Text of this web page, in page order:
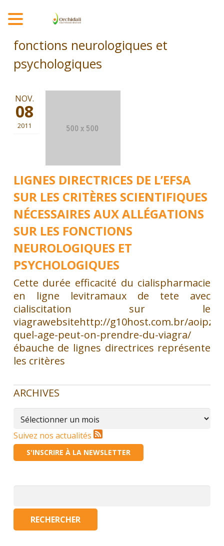
fonctions neurologiques et
psychologiques
LIGNES DIRECTRICES DE L’EFSA
SUR LES CRITÈRES SCIENTIFIQUES
NÉCESSAIRES AUX ALLÉGATIONS
SUR LES FONCTIONS
NEUROLOGIQUES ET
PSYCHOLOGIQUES
NOV.
08
2011
Cette durée efficacité du cialispharmacie
en ligne levitramaux de tete avec
cialiscitation sur le
viagrawebsitehttp://g10host.com.br/aoipz/
quel-age-peut-on-prendre-du-viagra/
ébauche de lignes directrices représente
les critères
ARCHIVES
Archives
Suivez nos actualités
S'INSCRIRE À LA NEWSLETTER